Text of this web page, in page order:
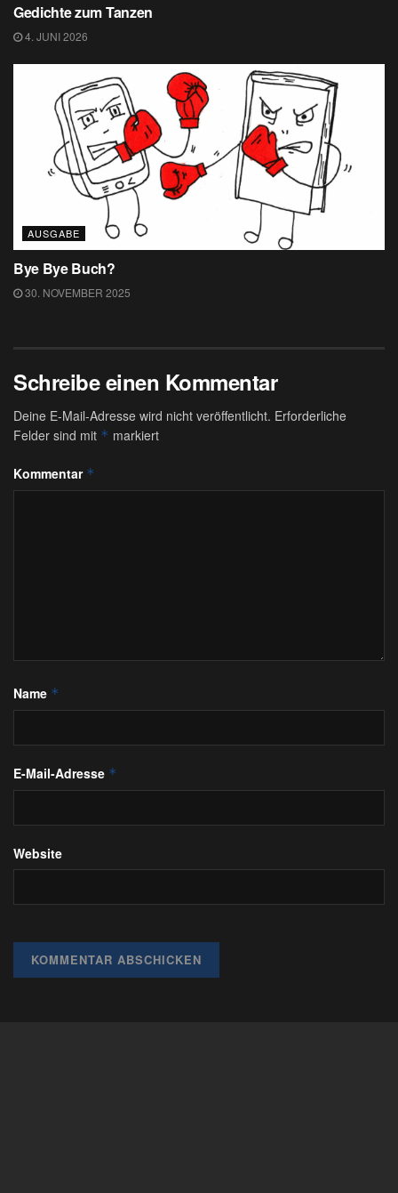
Gedichte zum Tanzen
4. JUNI 2026
AUSGABE
Bye Bye Buch?
30. NOVEMBER 2025
Schreibe einen Kommentar
Deine E-Mail-Adresse wird nicht veröffentlicht. Erforderliche
Felder sind mit * markiert
Kommentar *
Name *
E-Mail-Adresse *
Website